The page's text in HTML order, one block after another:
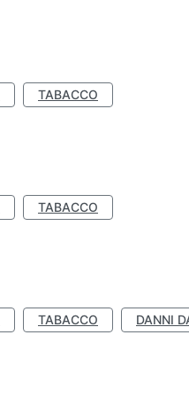
TABACCO
TABACCO
TABACCO DANNI